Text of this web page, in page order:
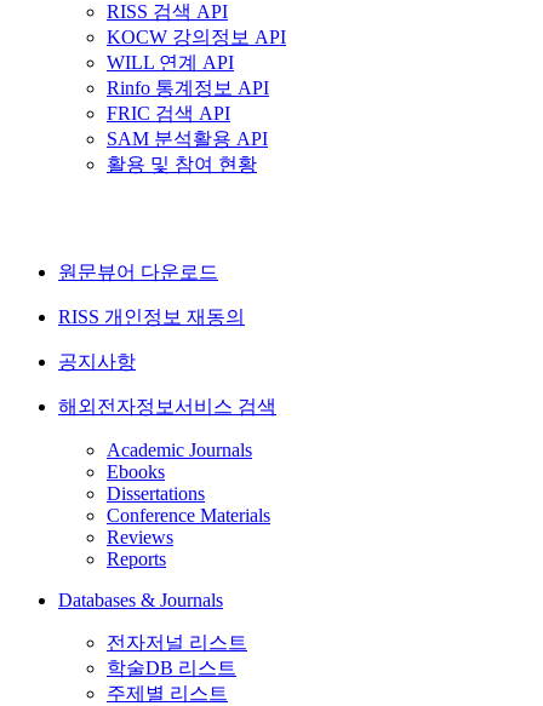
RISS 검색 API
KOCW 강의정보 API
WILL 연계 API
Rinfo 통계정보 API
FRIC 검색 API
SAM 분석활용 API
활용 및 참여 현황
원문뷰어 다운로드
RISS 개인정보 재동의
공지사항
해외전자정보서비스 검색
Academic Journals
Ebooks
Dissertations
Conference Materials
Reviews
Reports
Databases & Journals
전자저널 리스트
학술DB 리스트
주제별 리스트